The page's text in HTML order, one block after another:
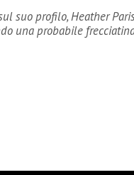
suo profilo, Heather
una probabile